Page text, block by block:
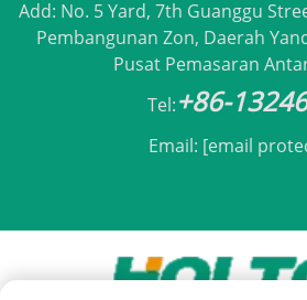
Add: No. 5 Yard, 7th Guanggu
Pembangunan Zon, Daerah
Pusat Pemasaran
Tel:+86-
Email: [email